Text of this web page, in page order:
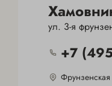
ул. 3-я
+7
Фрунзенская